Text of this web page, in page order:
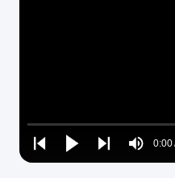
Play
Play
Play
Mute0:00
Loaded:
0%